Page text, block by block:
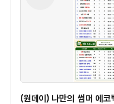
(원데이) 나만의 썸머 에코